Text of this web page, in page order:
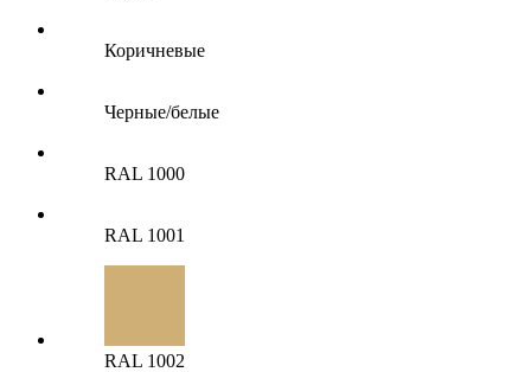
Коричневые
Черные/белые
RAL 1000
RAL 1001
RAL 1002